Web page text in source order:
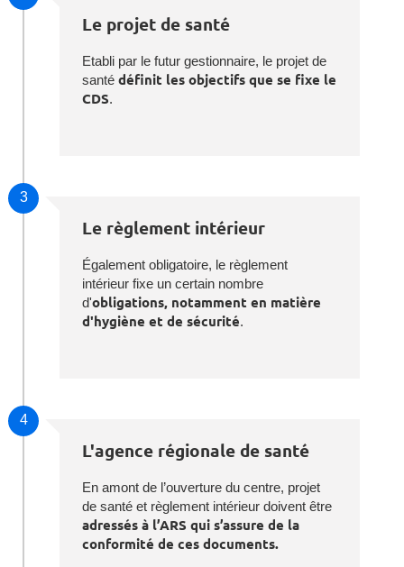
Le projet de santé
Etabli par le futur gestionnaire, le projet de
santé définit les objectifs que se fixe le
CDS.
3
Le règlement intérieur
Également obligatoire, le règlement
intérieur fixe un certain nombre
d'obligations, notamment en matière
d'hygiène et de sécurité.
4
L'agence régionale de santé
En amont de l’ouverture du centre, projet
de santé et règlement intérieur doivent être
adressés à l’ARS qui s’assure de la
conformité de ces documents.